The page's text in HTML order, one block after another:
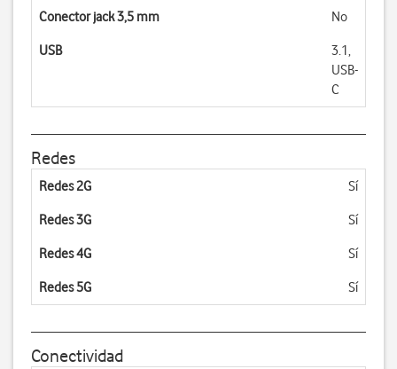
Conector jack 3,5 mm No
USB
3.1,
USB-
C
Redes
Redes 2G Sí
Redes 3G Sí
Redes 4G Sí
Redes 5G Sí
Conectividad